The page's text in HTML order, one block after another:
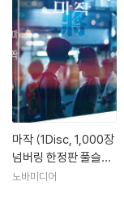
마작 (1Disc, 1,000장
넘버링 한정판 풀슬립)
: 블루레이
노바미디어